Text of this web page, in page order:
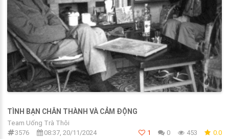
TÌNH BẠN CHÂN THÀNH VÀ CẢM ĐỘNG
Team Uống Trà Thôi
3576
08:37, 20/11/2024 1 0 453 0.0